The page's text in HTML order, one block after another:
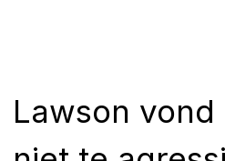
Lawson